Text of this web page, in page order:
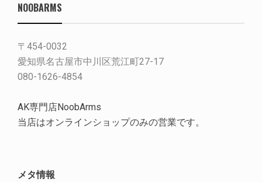
NOOBARMS
〒454-0032
愛知県名古屋市中川区荒江町27-17
080-1626-4854
AK専門店NoobArms
当店はオンラインショップのみの営業です。
メタ情報